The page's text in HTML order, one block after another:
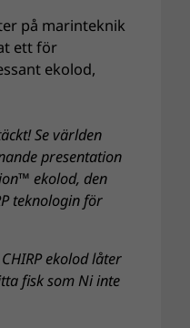
på marinteknik
ett för
ekolod,
Se världen
presentation
ekolod, den
teknologin för
ekolod låter
fisk som Ni inte